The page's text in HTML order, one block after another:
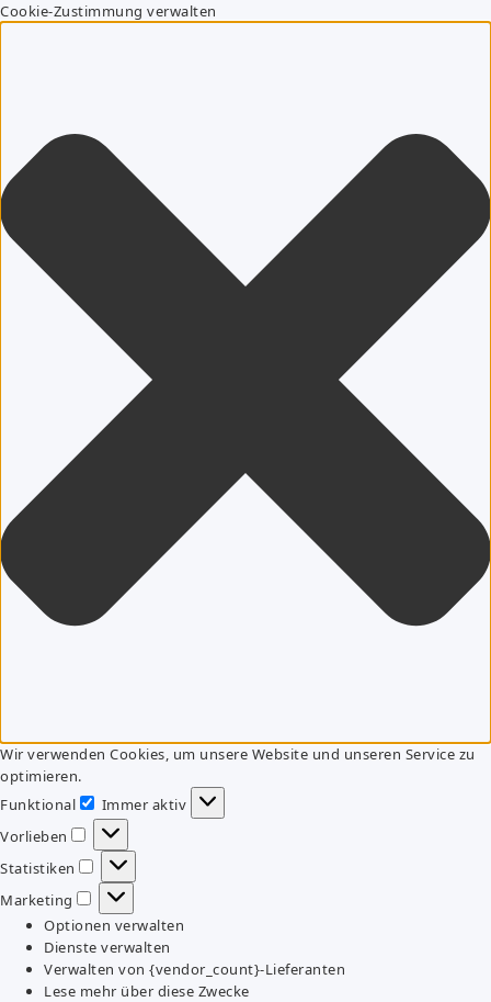
Cookie-Zustimmung verwalten
Wir verwenden Cookies, um unsere Website und unseren Service zu
optimieren.
Funktional
Funktional
Immer aktiv
Vorlieben
Vorlieben
Statistiken
Statistiken
Marketing
Marketing
Optionen verwalten
Dienste verwalten
Verwalten von {vendor_count}-Lieferanten
Lese mehr über diese Zwecke